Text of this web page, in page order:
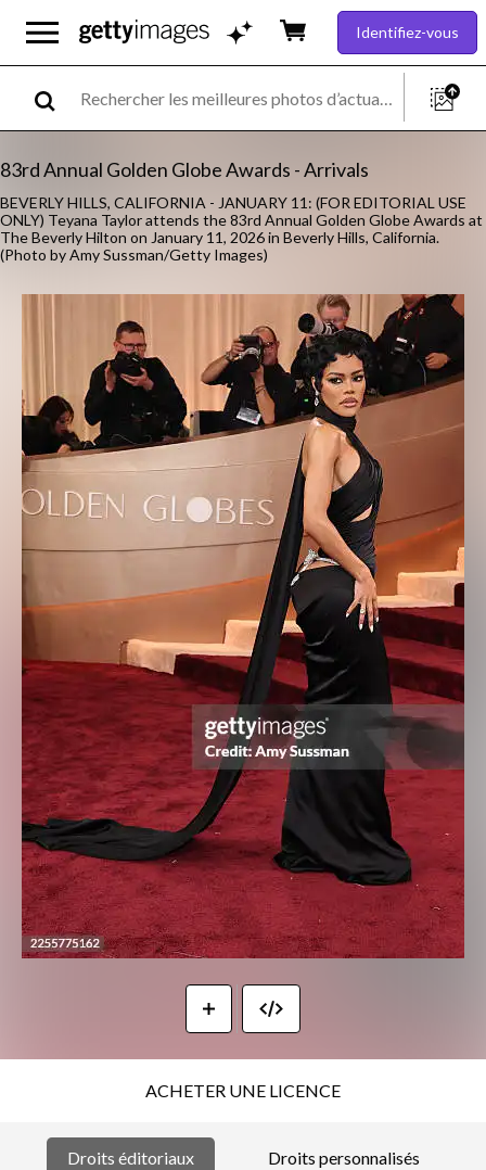
Identifiez-vous
83rd Annual Golden Globe Awards - Arrivals
BEVERLY HILLS, CALIFORNIA - JANUARY 11: (FOR EDITORIAL USE
ONLY) Teyana Taylor attends the 83rd Annual Golden Globe Awards at
The Beverly Hilton on January 11, 2026 in Beverly Hills, California.
(Photo by Amy Sussman/Getty Images)
ACHETER UNE LICENCE
Droits éditoriaux Droits personnalisés